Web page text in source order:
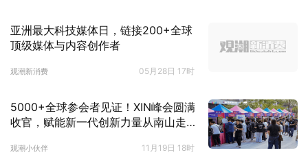
亚洲最大科技媒体日，链接200+全球
顶级媒体与内容创作者
观潮新消费 05月28日 17时
5000+全球参会者见证！XIN峰会圆满
收官，赋能新一代创新力量从南山走
观潮小伙伴 11月19日 18时